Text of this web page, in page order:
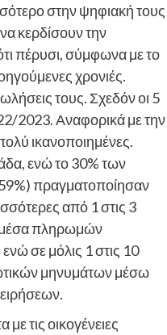
στην ψηφιακή τους
κερδίσουν την
πέρυσι, σύμφωνα με το
χρονιές.
τους. Σχεδόν οι 5
2023. Αναφορικά με την
ικανοποιημένες.
ενώ το 30% των
πραγματοποίησαν
από 1 στις 3
μέσα πληρωμών
σε μόλις 1 στις 10
μηνυμάτων μέσω
τις οικογένειες